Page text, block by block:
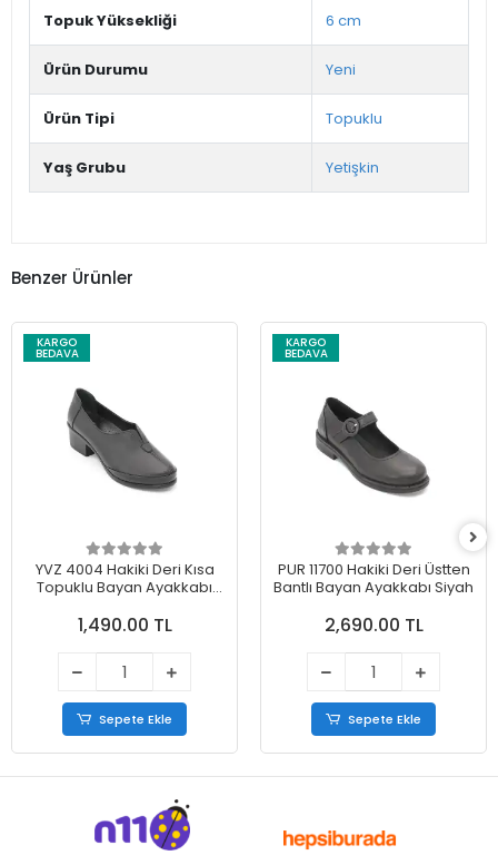
Topuk Yüksekliği 6 cm
Ürün Durumu Yeni
Ürün Tipi Topuklu
Yaş Grubu Yetişkin
Benzer Ürünler
KARGO
BEDAVA
YVZ 4004 Hakiki Deri Kısa
Topuklu Bayan Ayakkabı
1,490.00 TL
Sepete Ekle
KARGO
BEDAVA
PUR 11700 Hakiki Deri Üstten
Bantlı Bayan Ayakkabı Siyah
2,690.00 TL
Sepete Ekle